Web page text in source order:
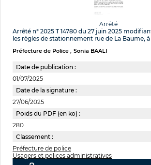
Arrêté
Arrêté n° 2025 T 14780 du 27 juin 2025
les règles de stationnement rue de La Baume, à
Préfecture de Police Sonia BAALI
Date de publication :
01/07/2025
Date de la signature :
27/06/2025
Poids du PDF (en ko) :
280
Classement :
Préfecture de police
Usagers et polices administratives